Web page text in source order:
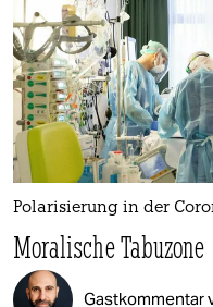
Polarisierung in der
Moralische Tabuzone
Gastkommentar